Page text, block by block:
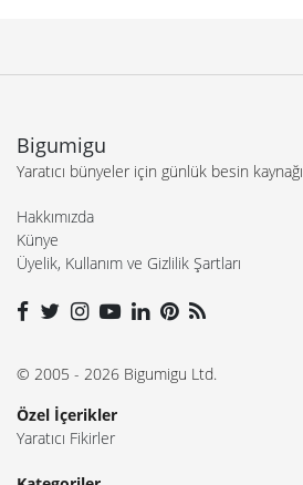
Bigumigu
Yaratıcı bünyeler için günlük besin kaynağı
Hakkımızda
Künye
Üyelik, Kullanım ve Gizlilik Şartları
© 2005 - 2026 Bigumigu Ltd.
Özel İçerikler
Yaratıcı Fikirler